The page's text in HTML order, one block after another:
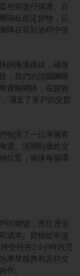
包裝進行保護。在
隔板固定貨物，以
隊在裝卸過程中使
的海運路線，確保
，我們的清關團隊
運輸網絡，在貨物
滿足了客戶的交貨
指派了一位專屬客
運、清關到最終交
位置，確保每個環
的期望，而且透過
成本。貨物從寧波
交付在24小時內完
專業服務和及時交
作。